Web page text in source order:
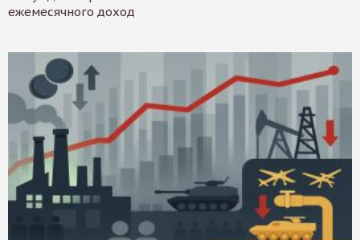
ежемесячного доход